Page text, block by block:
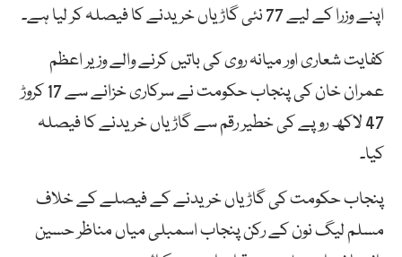
اپنے وزرا کے لیے 77 نئی گاڑیاں خریدنے کا فیصلہ کر لیا ہے۔
کفایت شعاری اور میانہ روی کی باتیں کرنے والے وزیر اعظم
عمران خان کی پنجاب حکومت نے سرکاری خزانے سے 17 کروڑ
47 لاکھ روپے کی خطیر رقم سے گاڑیاں خریدنے کا فیصلہ
کیا۔
پنجاب حکومت کی گاڑیاں خریدنے کے فیصلے کے خلاف
مسلم لیگ نون کے رکن پنجاب اسمبلی میاں مناظر حسین